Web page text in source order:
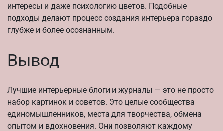
интересы и даже психологию цветов. Подобные
подходы делают процесс создания интерьера гораздо
глубже и более осознанным.
Вывод
Лучшие интерьерные блоги и журналы — это не просто
набор картинок и советов. Это целые сообщества
единомышленников, места для творчества, обмена
опытом и вдохновения. Они позволяют каждому